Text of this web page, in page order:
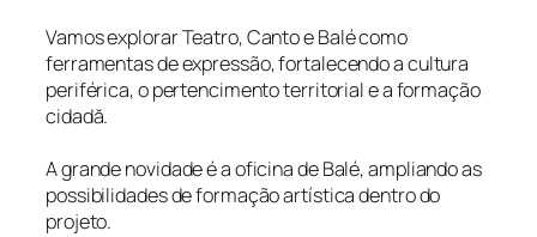
Vamos explorar Teatro, Canto e Balé como
ferramentas de expressão, fortalecendo a cultura
periférica, o pertencimento territorial e a formação
cidadă.
A grande novidade é a oficina de Balé, ampliando as
possibilidades de formação artística dentro do
projeto.